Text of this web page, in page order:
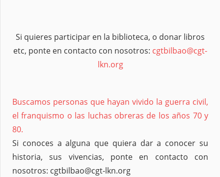
Si quieres participar en la biblioteca, o donar libros
etc, ponte en contacto con nosotros: cgtbilbao@cgt-
lkn.org
Buscamos personas que hayan vivido la guerra civil,
el franquismo o las luchas obreras de los años 70 y
80.
Si conoces a alguna que quiera dar a conocer su
historia, sus vivencias, ponte en contacto con
nosotros: cgtbilbao@cgt-lkn.org